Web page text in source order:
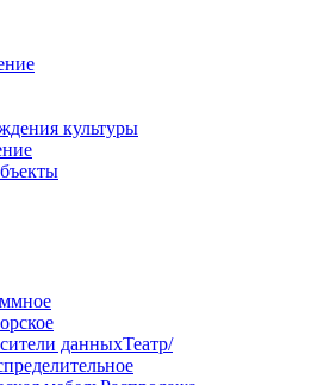
культуры
данныхТеатр/